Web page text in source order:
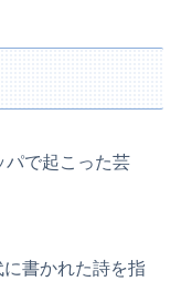
パで起こった芸
書かれた詩を指